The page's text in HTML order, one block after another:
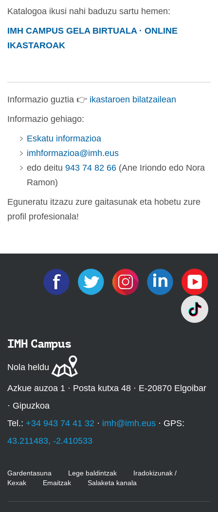
Katalogoa ikusi nahi baduzu sartu hemen:
IMH CAMPUS GELA BIRTUALA · ONLINE
IKASTAROAK
Informazio guztia 👉 ikastaroen bilatzailean
Informazio gehiago:
Eskatu informazioa
imhformazioa@imh.eus
edo deitu 943 74 82 66 (Ane Iriondo edo Nora
Ramon)
Eguneratu itzazu zure gaitasunak eta hobetu zure
profil profesionala!
IMH Campus
Nola heldu
Azkue auzoa 1 · Posta kutxa 48 · E-20870 Elgoibar
· Gipuzkoa
Tel.: +34 943 74 41 32 · imh@imh.eus · GPS:
43.211483, -2.410533
Gardentasuna Lege baldintzak
Iradokizunak /
Kexak
Emaitzak Salaketa kanala